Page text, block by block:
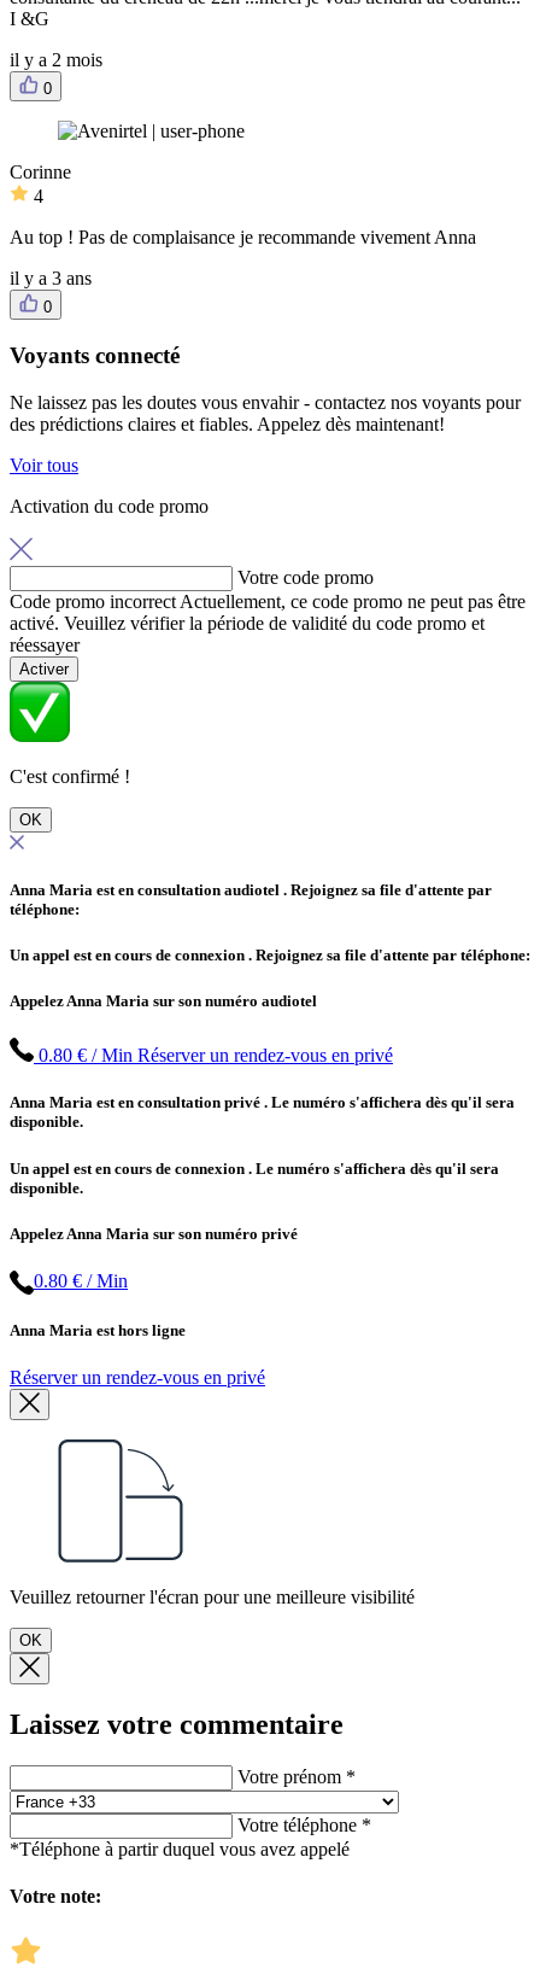
I &G
il y a 2 mois
0
Corinne
4
Au top ! Pas de complaisance je recommande vivement Anna
il y a 3 ans
0
Voyants connecté
Ne laissez pas les doutes vous envahir - contactez nos voyants pour
des prédictions claires et fiables. Appelez dès maintenant!
Voir tous
Activation du code promo
Votre code promo
Code promo incorrect Actuellement, ce code promo ne peut pas être
activé. Veuillez vérifier la période de validité du code promo et
réessayer
Activer
C'est confirmé !
OK
Anna Maria est en consultation audiotel . Rejoignez sa file d'attente par
téléphone:
Un appel est en cours de connexion . Rejoignez sa file d'attente par téléphone:
Appelez Anna Maria sur son numéro audiotel
0.80 € / Min Réserver un rendez-vous en privé
Anna Maria est en consultation privé . Le numéro s'affichera dès qu'il sera
disponible.
Un appel est en cours de connexion . Le numéro s'affichera dès qu'il sera
disponible.
Appelez Anna Maria sur son numéro privé
0.80 € / Min
Anna Maria est hors ligne
Réserver un rendez-vous en privé
Veuillez retourner l'écran pour une meilleure visibilité
OK
Laissez votre commentaire
Votre prénom *
Votre téléphone *
*Téléphone à partir duquel vous avez appelé
Votre note: